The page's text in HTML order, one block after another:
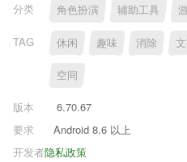
分类
角色扮演 辅助工具
TAG 休闲 趣味 消除
空间
版本
6.70.67
要求
Android 8.6 以上
隐私政策
开发者